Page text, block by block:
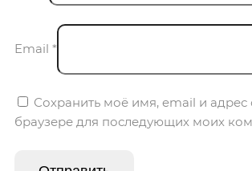
Email *
Сохранить моё имя, email и адрес
браузере для последующих моих